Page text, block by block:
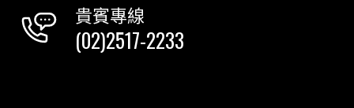
貴賓專線
(02)2517-2233